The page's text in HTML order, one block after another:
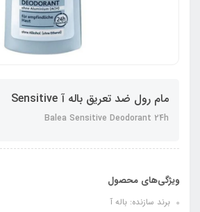
مام رول ضد تعریق باله آ Sensitive
Balea Sensitive Deodorant 24h
ویژگی‌های محصول
برند سازنده: باله آ